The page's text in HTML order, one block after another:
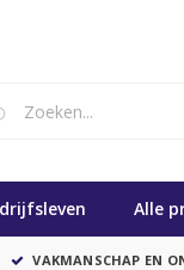
Alle
VAKMANSCHAP EN